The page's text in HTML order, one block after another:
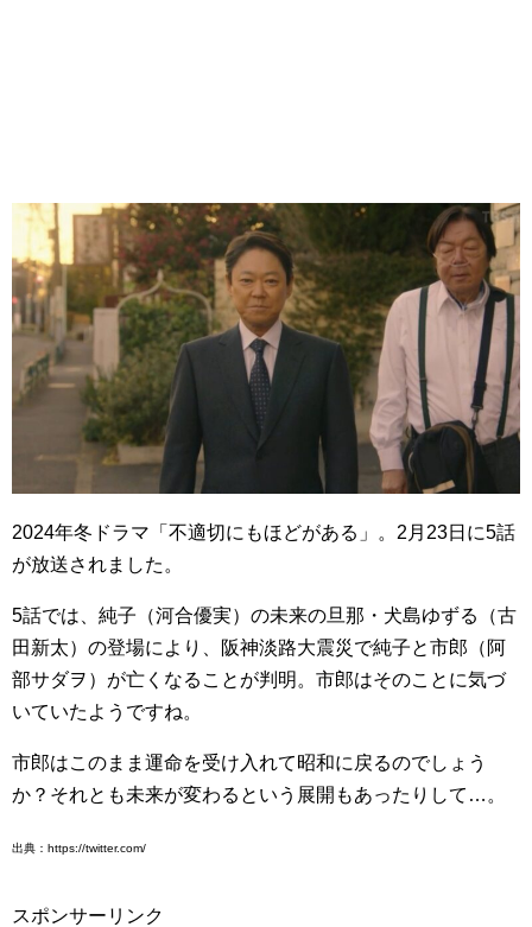
2024年冬ドラマ「不適切にもほどがある」。2月23日に5話
が放送されました。
5話では、純子（河合優実）の未来の旦那・犬島ゆずる（古
田新太）の登場により、阪神淡路大震災で純子と市郎（阿
部サダヲ）が亡くなることが判明。市郎はそのことに気づ
いていたようですね。
市郎はこのまま運命を受け入れて昭和に戻るのでしょう
か？それとも未来が変わるという展開もあったりして…。
出典：https://twitter.com/
スポンサーリンク